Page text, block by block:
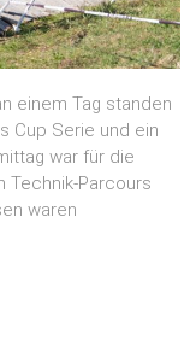
einem Tag standen
Cup Serie und ein
war für die
Technik-Parcours
waren